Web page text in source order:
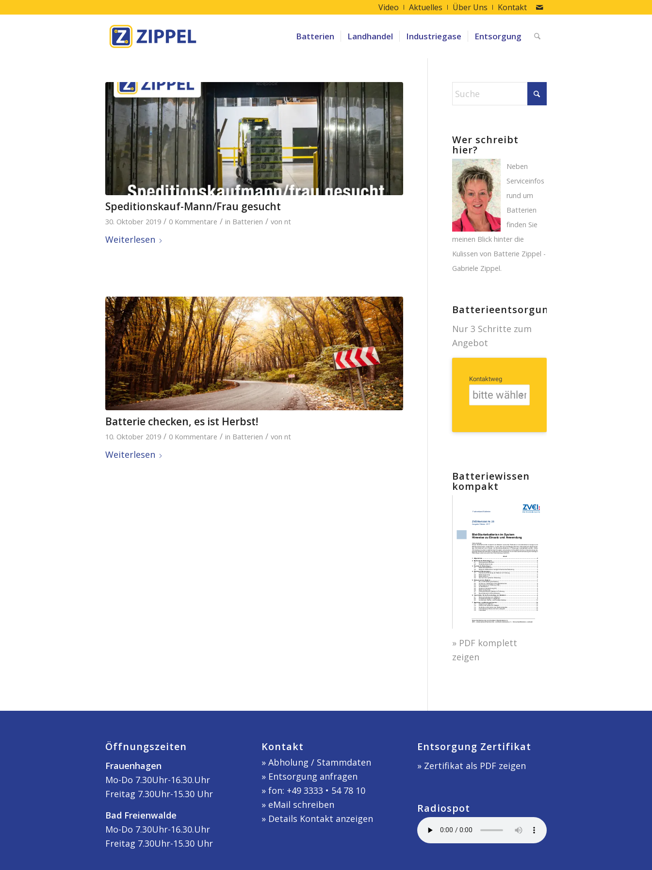
Video Aktuelles Über Uns Kontakt
Batterien Landhandel Industriegase Entsorgung
Speditionskauf-Mann/Frau gesucht
30. Oktober 2019 / 0 Kommentare / in Batterien / von nt
Weiterlesen
Batterie checken, es ist Herbst!
10. Oktober 2019 / 0 Kommentare / in Batterien / von nt
Weiterlesen
Wer schreibt
hier?
Neben
Serviceinfos
rund um
Batterien
finden Sie
meinen Blick hinter die
Kulissen von Batterie Zippel -
Gabriele Zippel.
Batterieentsorgung
Nur 3 Schritte zum
Angebot
Kontaktweg
Batteriewissen
kompakt
» PDF komplett
zeigen
Öffnungszeiten
Frauenhagen
Mo-Do 7.30Uhr-16.30.Uhr
Freitag 7.30Uhr-15.30 Uhr
Bad Freienwalde
Mo-Do 7.30Uhr-16.30.Uhr
Freitag 7.30Uhr-15.30 Uhr
Kontakt
» Abholung / Stammdaten
» Entsorgung anfragen
» fon: +49 3333 • 54 78 10
» eMail schreiben
» Details Kontakt anzeigen
Entsorgung Zertifikat
» Zertifikat als PDF zeigen
Radiospot